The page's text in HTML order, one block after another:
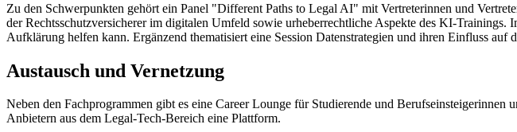
Zu den Schwerpunkten gehört ein Panel "Different Paths to Legal AI" mit Vertreterinnen und
der Rechtsschutzversicherer im digitalen Umfeld sowie urheberrechtliche Aspekte des KI-
Aufklärung helfen kann. Ergänzend thematisiert eine Session Datenstrategien und ihren Einfluss auf
Austausch und Vernetzung
Neben den Fachprogrammen gibt es eine Career Lounge für Studierende und Berufseinsteigerinnen
Anbietern aus dem Legal-Tech‑Bereich eine Plattform.